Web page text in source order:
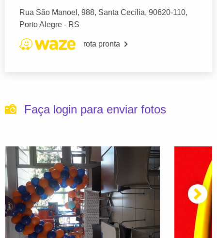
Rua São Manoel, 988, Santa Cecília, 90620-110,
Porto Alegre - RS
rota pronta
Faça login para enviar fotos